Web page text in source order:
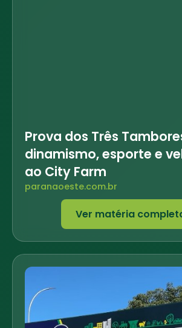
Prova dos Três
dinamismo, esporte e
ao City Farm
paranaoeste.com.br
Ver matéria